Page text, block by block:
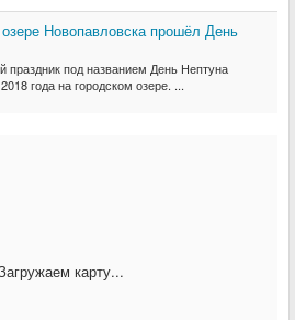
Новопавловска прошёл День
праздник под названием День Нептуна
года на городском озере. ...
карту...